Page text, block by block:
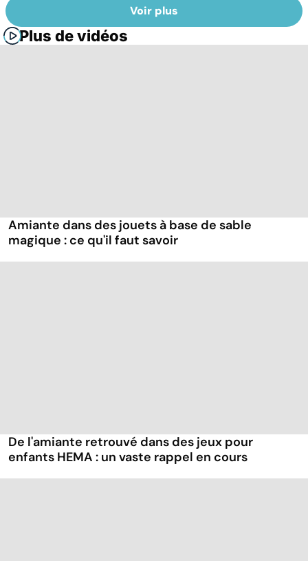
Voir plus
Plus de vidéos
Amiante dans des jouets à base de sable
magique : ce qu'il faut savoir
De l'amiante retrouvé dans des jeux pour
enfants HEMA : un vaste rappel en cours